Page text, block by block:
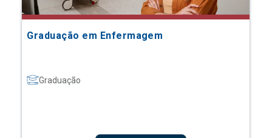
Graduação em Enfermagem
Graduação